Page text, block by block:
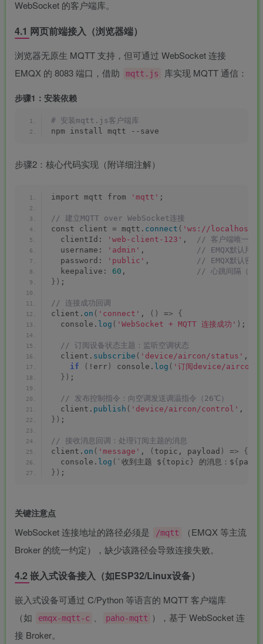
WebSocket 的客户端库。
4.1 网页前端接入（浏览器端）
浏览器无原生 MQTT 支持，但可通过 WebSocket 连接
EMQX 的 8083 端口，借助
mqtt.js 库实现 MQTT 通信：
步骤1：安装依赖
# 安装mqtt.js客户端库
npm install mqtt --save
步骤2：核心代码实现（附详细注解）
import mqtt from 'mqtt' ;
// 建立MQTT over WebSocket连接
const client = mqtt. connect ( 'ws://
  clientId:
'web-client-123' ,
// 客户端唯一标识
  username:
'admin' ,
// EMQX默认用户
  password:
'public' ,
// EMQX默认密码
  keepalive:
60 ,
// 心跳间隔（秒）
}) ;
// 连接成功回调
client. on ( 'connect' , () =>
{
  console.
log ( 'WebSocket + MQTT 连接成功' ) ;
// 订阅设备状态主题：监听空调状态
  client.
subscribe ( 'device/aircon/status' ,
if
( !err ) console. log ( '订阅device/aircon/
}) ;
// 发布控制指令：向空调发送调温指令（26℃）
  client.
publish ( 'device/aircon/control' ,
}) ;
// 接收消息回调：处理订阅主题的消息
client. on ( 'message' , ( topic, payload ) =>
{
  console.
log ( `收到主题 ${ topic } 的消息：${
}) ;
关键注意点
WebSocket 连接地址的路径必须是 /mqtt
（EMQX 等主流
Broker 的统一约定），缺少该路径会导致连接失败。
4.2 嵌入式设备接入（如ESP32/Linux设备）
嵌入式设备可通过 C/Python 等语言的 MQTT 客户端库
（如
emqx-mqtt-c paho-mqtt ），基于 WebSocket 连
接 Broker。